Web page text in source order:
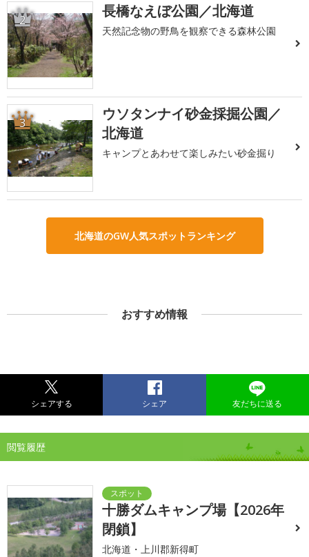
2 長橋なえぼ公園／北海道
天然記念物の野鳥を観察できる森林公園
3
ウソタンナイ砂金採掘公園／
北海道
キャンプとあわせて楽しみたい砂金掘り
北海道のGW人気スポットランキング
おすすめ情報
シェアする シェア 友だちに送る
閲覧履歴
十勝ダムキャンプ場【2026年
閉鎖】
北海道・上川郡新得町